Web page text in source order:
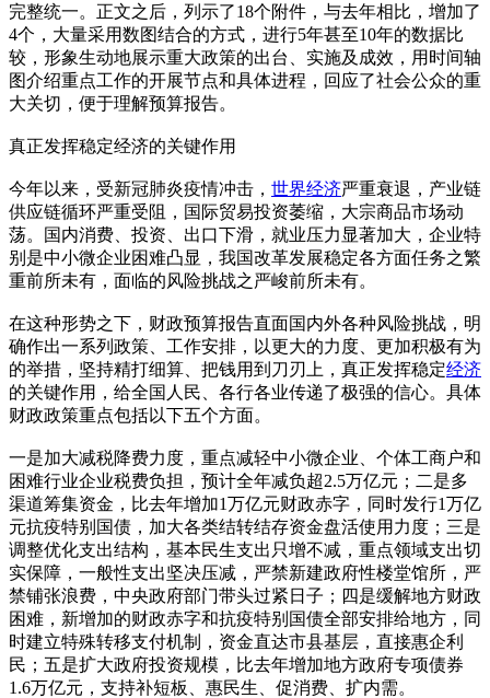
完整统一。正文之后，列示了18个附件，与去年相比，增加了
4个，大量采用数图结合的方式，进行5年甚至10年的数据比
较，形象生动地展示重大政策的出台、实施及成效，用时间轴
图介绍重点工作的开展节点和具体进程，回应了社会公众的重
大关切，便于理解预算报告。
真正发挥稳定经济的关键作用
今年以来，受新冠肺炎疫情冲击， 世界经济严重衰退，产业链
供应链循环严重受阻，国际贸易投资萎缩，大宗商品市场动
荡。国内消费、投资、出口下滑，就业压力显著加大，企业特
别是中小微企业困难凸显，我国改革发展稳定各方面任务之繁
重前所未有，面临的风险挑战之严峻前所未有。
在这种形势之下，财政预算报告直面国内外各种风险挑战，明
确作出一系列政策、工作安排，以更大的力度、更加积极有为
的举措，坚持精打细算、把钱用到刀刃上，真正发挥稳定经济
的关键作用，给全国人民、各行各业传递了极强的信心。具体
财政政策重点包括以下五个方面。
一是加大减税降费力度，重点减轻中小微企业、个体工商户和
困难行业企业税费负担，预计全年减负超2.5万亿元；二是多
渠道筹集资金，比去年增加1万亿元财政赤字，同时发行1万亿
元抗疫特别国债，加大各类结转结存资金盘活使用力度；三是
调整优化支出结构，基本民生支出只增不减，重点领域支出切
实保障，一般性支出坚决压减，严禁新建政府性楼堂馆所，严
禁铺张浪费，中央政府部门带头过紧日子；四是缓解地方财政
困难，新增加的财政赤字和抗疫特别国债全部安排给地方，同
时建立特殊转移支付机制，资金直达市县基层，直接惠企利
民；五是扩大政府投资规模，比去年增加地方政府专项债券
1.6万亿元，支持补短板、惠民生、促消费、扩内需。